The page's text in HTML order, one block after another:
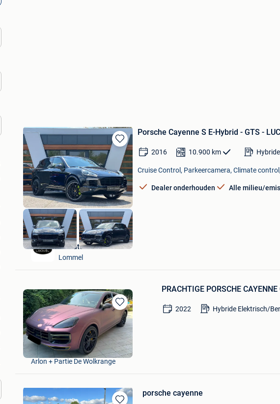
Bewaren
in
Mijn
Favorieten
Porsche Cayenne S E-Hybrid - GTS -
2016 10.900 km
Cruise Control, Parkeercamera, Climate
Dealer onderhouden Alle milieu/
VD Auto Lommel
Lommel
Bewaren
in
Mijn
Favorieten
PRACHTIGE PORSCHE
2022 Hybride Elektrisch/
Henry Druch
Arlon + Partie De Wolkrange
porsche cayenne